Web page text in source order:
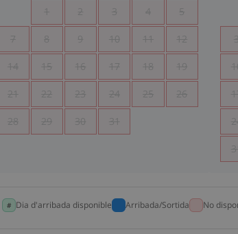
1 2 3 4 5
7 8 9 10 11 12
14 15 16 17 18 19
21 22 23 24 25 26
28 29 30 31
3
Dia d'arribada disponible Arribada/Sortida No